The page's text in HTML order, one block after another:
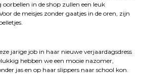
in de shop zullen een leuk
de meisjes zonder gaatjes in de oren, zijn
jarige job in haar nieuwe verjaardagsdress
hebben we een mooie nazomer,
jas en op haar slippers naar school kon.